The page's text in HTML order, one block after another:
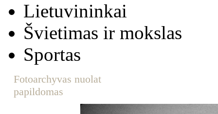
Lietuvininkai
Švietimas ir mokslas
Sportas
Fotoarchyvas nuolat
papildomas